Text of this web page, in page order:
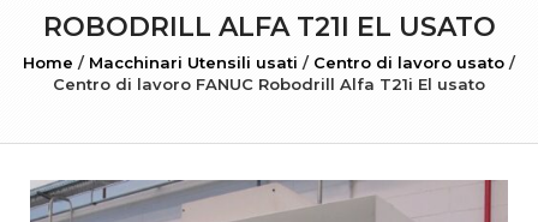
ROBODRILL ALFA T21I EL USATO
Home / Macchinari Utensili usati / Centro di lavoro usato /
Centro di lavoro FANUC Robodrill Alfa T21i El usato